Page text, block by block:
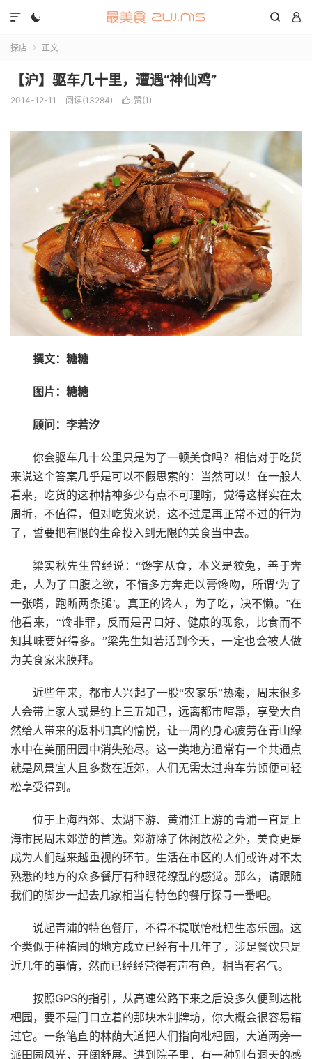
  

探店  正文
【沪】驱车几十里，遭遇“神仙鸡”
2014-12-11 阅读(13284)  赞(1 )
撰文：糖糖
图片：糖糖
顾问：李若汐
你会驱车几十公里只是为了一顿美食吗？相信对于吃货
来说这个答案几乎是可以不假思索的：当然可以！在一般人
看来，吃货的这种精神多少有点不可理喻，觉得这样实在太
周折，不值得，但对吃货来说，这不过是再正常不过的行为
了，誓要把有限的生命投入到无限的美食当中去。
梁实秋先生曾经说：“馋字从食，本义是狡兔，善于奔
走，人为了口腹之欲，不惜多方奔走以膏馋吻，所谓‘为了
一张嘴，跑断两条腿’。真正的馋人，为了吃，决不懒。”在
他看来，“馋非罪，反而是胃口好、健康的现象，比食而不
知其味要好得多。”梁先生如若活到今天，一定也会被人做
为美食家来膜拜。
近些年来，都市人兴起了一股“农家乐”热潮，周末很多
人会带上家人或是约上三五知己，远离都市喧嚣，享受大自
然给人带来的返朴归真的愉悦，让一周的身心疲劳在青山绿
水中在美丽田园中消失殆尽。这一类地方通常有一个共通点
就是风景宜人且多数在近郊，人们无需太过舟车劳顿便可轻
松享受得到。
位于上海西郊、太湖下游、黄浦江上游的青浦一直是上
海市民周末郊游的首选。郊游除了休闲放松之外，美食更是
成为人们越来越重视的环节。生活在市区的人们或许对不太
熟悉的地方的众多餐厅有种眼花缭乱的感觉。那么，请跟随
我们的脚步一起去几家相当有特色的餐厅探寻一番吧。
说起青浦的特色餐厅，不得不提联怡枇杷生态乐园。这
个类似于种植园的地方成立已经有十几年了，涉足餐饮只是
近几年的事情，然而已经经营得有声有色，相当有名气。
按照GPS的指引，从高速公路下来之后没多久便到达枇
杷园，要不是门口立着的那块木制牌坊，你大概会很容易错
过它。一条笔直的林荫大道把人们指向枇杷园，大道两旁一
派田园风光，开阔舒展。进到院子里，有一种别有洞天的感